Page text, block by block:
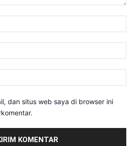
dan situs web saya di browser ini